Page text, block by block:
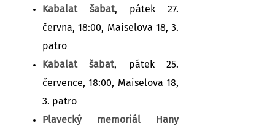
Kabalat šabat, pátek 27.
června, 18:00, Maiselova 18, 3.
patro
Kabalat šabat, pátek 25.
července, 18:00, Maiselova 18,
3. patro
Plavecký memoriál Hany